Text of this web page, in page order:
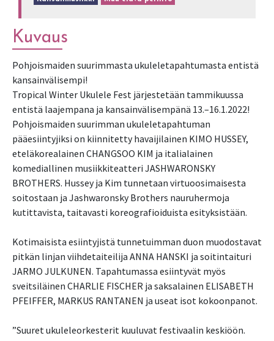
Kuvaus
Pohjoismaiden suurimmasta ukuleletapahtumasta entistä
kansainvälisempi!
Tropical Winter Ukulele Fest järjestetään tammikuussa
entistä laajempana ja kansainvälisempänä 13.–16.1.2022!
Pohjoismaiden suurimman ukuleletapahtuman
pääesiintyjiksi on kiinnitetty havaijilainen KIMO HUSSEY,
eteläkorealainen CHANGSOO KIM ja italialainen
komediallinen musiikkiteatteri JASHWARONSKY
BROTHERS. Hussey ja Kim tunnetaan virtuoosimaisesta
soitostaan ja Jashwaronsky Brothers nauruhermoja
kutittavista, taitavasti koreografioiduista esityksistään.
Kotimaisista esiintyjistä tunnetuimman duon muodostavat
pitkän linjan viihdetaiteilija ANNA HANSKI ja soitintaituri
JARMO JULKUNEN. Tapahtumassa esiintyvät myös
sveitsiläinen CHARLIE FISCHER ja saksalainen ELISABETH
PFEIFFER, MARKUS RANTANEN ja useat isot kokoonpanot.
”Suuret ukuleleorkesterit kuuluvat festivaalin keskiöön.